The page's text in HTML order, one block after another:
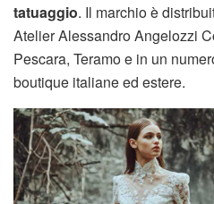
tatuaggio. Il marchio è
Atelier Alessandro Angelozzi
Pescara, Teramo e in un
boutique italiane ed estere.